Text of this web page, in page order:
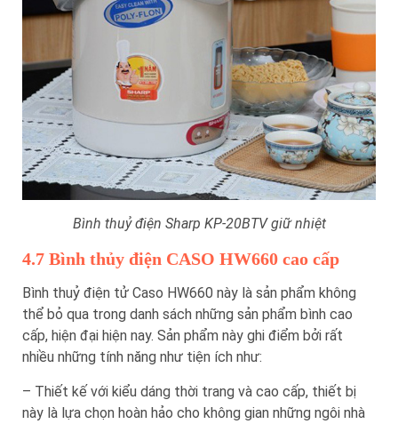
Bình thuỷ điện Sharp KP-20BTV giữ nhiệt
4.7 Bình thủy điện CASO HW660 cao cấp
Bình thuỷ điện tử Caso HW660 này là sản phẩm không
thể bỏ qua trong danh sách những sản phẩm bình cao
cấp, hiện đại hiện nay. Sản phẩm này ghi điểm bởi rất
nhiều những tính năng như tiện ích như:
– Thiết kế với kiểu dáng thời trang và cao cấp, thiết bị
này là lựa chọn hoàn hảo cho không gian những ngôi nhà